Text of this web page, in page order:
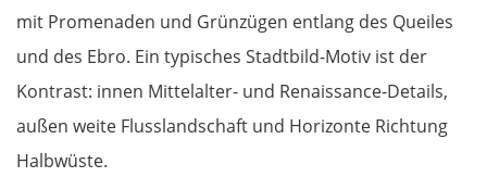
mit Promenaden und Grünzügen entlang des Queiles
und des Ebro. Ein typisches Stadtbild-Motiv ist der
Kontrast: innen Mittelalter- und Renaissance-Details,
außen weite Flusslandschaft und Horizonte Richtung
Halbwüste.